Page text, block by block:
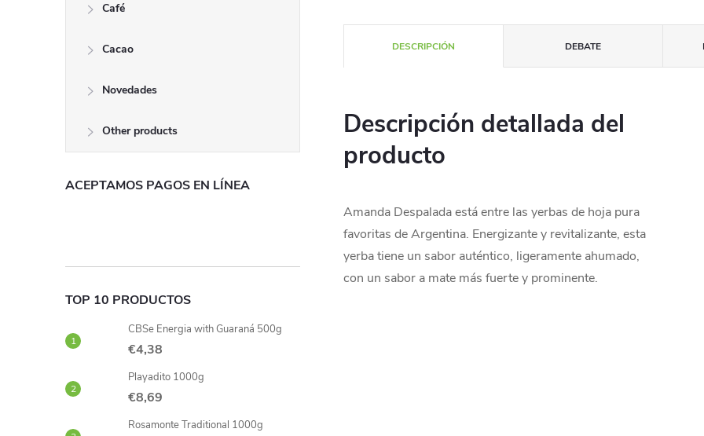
Café
Cacao
Novedades
Other products
ACEPTAMOS PAGOS EN LÍNEA
TOP 10 PRODUCTOS
CBSe Energia with Guaraná 500g
€4,38
Playadito 1000g
€8,69
Rosamonte Traditional 1000g
DESCRIPCIÓN DEBATE
Descripción detallada del
producto
Amanda Despalada está entre las yerbas de hoja pura
favoritas de Argentina. Energizante y revitalizante, esta
yerba tiene un sabor auténtico, ligeramente ahumado,
con un sabor a mate más fuerte y prominente.